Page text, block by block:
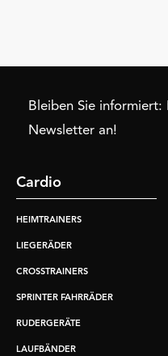
Bleiben Sie informiert:
Newsletter an!
Cardio
HEIMTRAINERS
LIEGERÄDER
CROSSTRAINERS
SPRINTER FAHRRÄDER
RUDERGERÄTE
LAUFBÄNDER